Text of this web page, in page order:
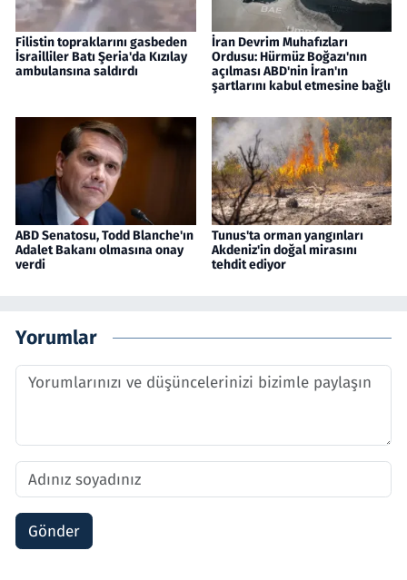
Filistin topraklarını gasbeden
İsrailliler Batı Şeria'da Kızılay
ambulansına saldırdı
İran Devrim Muhafızları
Ordusu: Hürmüz Boğazı'nın
açılması ABD'nin İran'ın
şartlarını kabul etmesine bağlı
ABD Senatosu, Todd Blanche'ın
Adalet Bakanı olmasına onay
verdi
Tunus'ta orman yangınları
Akdeniz'in doğal mirasını
tehdit ediyor
Yorumlar
Gönder